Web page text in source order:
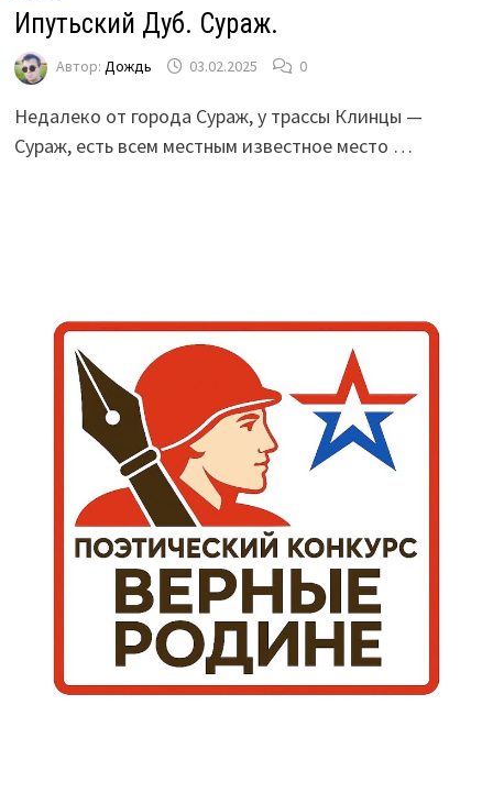
Ипутьский Дуб. Сураж.
Автор: Дождь 03.02.2025 0
Недалеко от города Сураж, у трассы Клинцы —
Сураж, есть всем местным известное место …